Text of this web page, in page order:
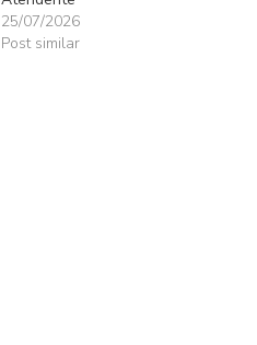
25/07/2026
Post similar